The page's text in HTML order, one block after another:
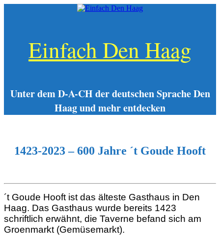
Einfach Den Haag
Unter dem D-A-CH der deutschen Sprache Den
Haag und mehr entdecken
1423-2023 – 600 Jahre ´t Goude Hooft
´t Goude Hooft ist das älteste Gasthaus in Den
Haag. Das Gasthaus wurde bereits 1423
schriftlich erwähnt, die Taverne befand sich am
Groenmarkt (Gemüsemarkt).